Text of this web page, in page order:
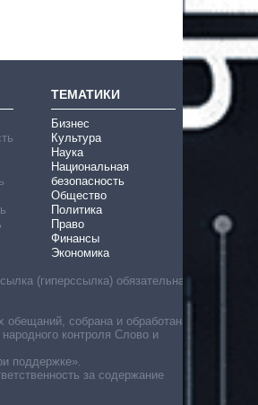
ТЕМАТИКИ
Бизнес
Культура
Наука
Национальная
безопасность
Общество
Политика
Право
Финансы
Экономика
(гиперссылка) обязательна
собрана и обработана
контроля Слово и
поддержке».
за содержание